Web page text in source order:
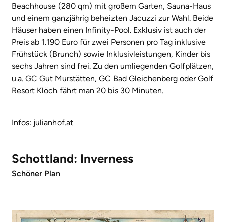
Beachhouse (280 qm) mit großem Garten, Sauna-Haus
und einem ganzjährig beheizten Jacuzzi zur Wahl. Beide
Häuser haben einen Infinity-Pool. Exklusiv ist auch der
Preis ab 1.190 Euro für zwei Personen pro Tag inklusive
Frühstück (Brunch) sowie Inklusivleistungen, Kinder bis
sechs Jahren sind frei. Zu den umliegenden Golfplätzen,
u.a. GC Gut Murstätten, GC Bad Gleichenberg oder Golf
Resort Klöch fährt man 20 bis 30 Minuten.
Infos: julianhof.at
Schottland: Inverness
Schöner Plan